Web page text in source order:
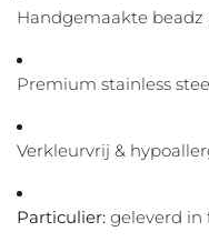
Handgemaakte
Premium stainless
Verkleurvrij &
Particulier: geleverd in